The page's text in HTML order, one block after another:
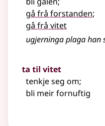
gå frå forstanden;
gå frå vitet
ugjerninga plaga han
ta til vitet
tenkje seg om;
bli meir fornuftig